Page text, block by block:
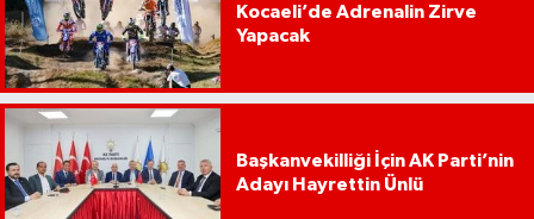
Kocaeli’de Adrenalin Zirve
Yapacak
Başkanvekilliği İçin AK Parti’nin
Adayı Hayrettin Ünlü